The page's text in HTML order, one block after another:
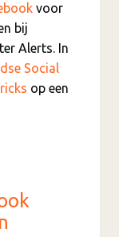
voor
bij
Alerts. In
Social
op een